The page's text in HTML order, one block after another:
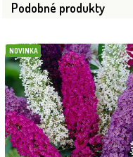
Podobné produkty
NOVINKA